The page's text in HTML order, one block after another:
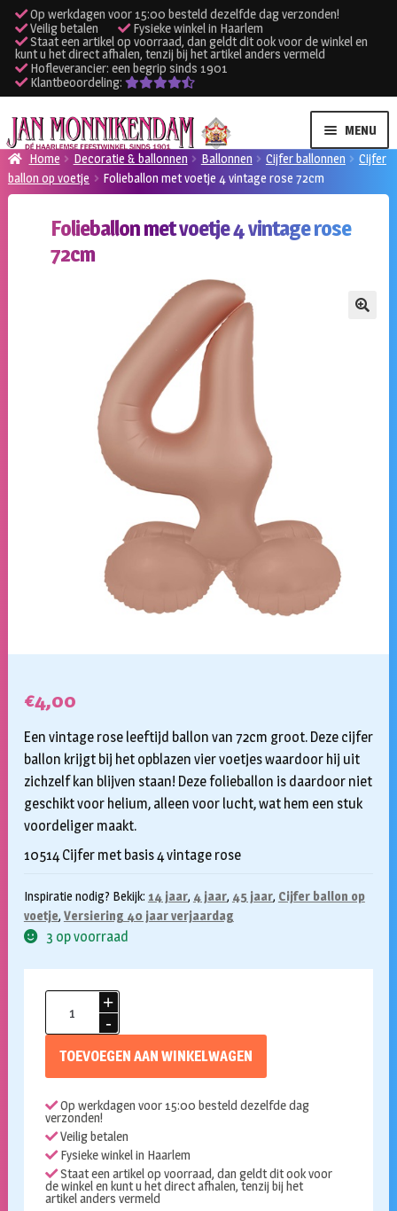
Op werkdagen voor 15:00 besteld dezelfde dag verzonden!
Veilig betalen
Fysieke winkel in Haarlem
Staat een artikel op voorraad, dan geldt dit ook voor de winkel en
kunt u het direct afhalen, tenzij bij het artikel anders vermeld
Hofleverancier: een begrip sinds 1901
Klantbeoordeling:
Ga
door
naar
navigatie
Ga
naar
de
inhoud
MENU
Verhuur kleding
Verhuur apparatuur
Home Decoratie & ballonnen Ballonnen Cijfer ballonnen
Cijfer
ballon op voetje
Folieballon met voetje 4 vintage rose 72cm
Folieballon met voetje 4 vintage rose
72cm
€4,00
Een vintage rose leeftijd ballon van 72cm groot. Deze cijfer
ballon krijgt bij het opblazen vier voetjes waardoor hij uit
zichzelf kan blijven staan! Deze folieballon is daardoor niet
geschikt voor helium, alleen voor lucht, wat hem een stuk
voordeliger maakt.
10514 Cijfer met basis 4 vintage rose
Inspiratie nodig? Bekijk: 14 jaar, 4 jaar, 45 jaar, Cijfer ballon op
voetje, Versiering 40 jaar verjaardag
3 op voorraad
Folieballon
rose
72cm
aantal
TOEVOEGEN AAN WINKELWAGEN
Op werkdagen voor 15:00 besteld dezelfde dag
verzonden!
Veilig betalen
Fysieke winkel in Haarlem
Staat een artikel op voorraad, dan geldt dit ook voor
de winkel en kunt u het direct afhalen, tenzij bij het
artikel anders vermeld